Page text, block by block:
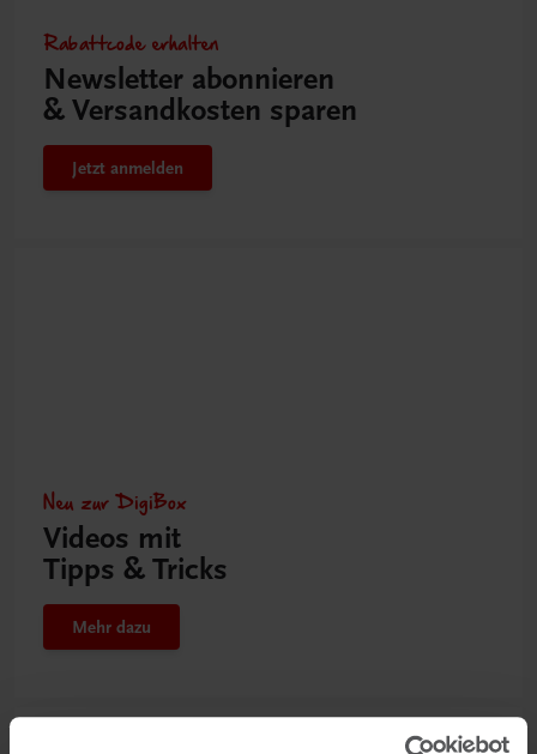
Rabattcode erhalten
Newsletter abonnieren
& Versandkosten sparen
Jetzt anmelden
Neu zur DigiBox
Videos mit
Tipps & Tricks
Mehr dazu